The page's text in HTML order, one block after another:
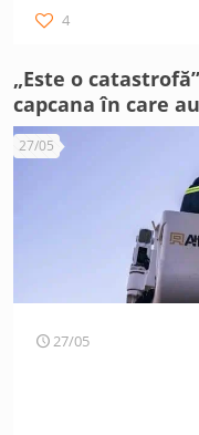
4
„Este o
capcana în care
27/05
27/05